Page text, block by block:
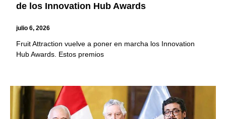
de los Innovation Hub Awards
julio 6, 2026
Fruit Attraction vuelve a poner en marcha los Innovation
Hub Awards. Estos premios